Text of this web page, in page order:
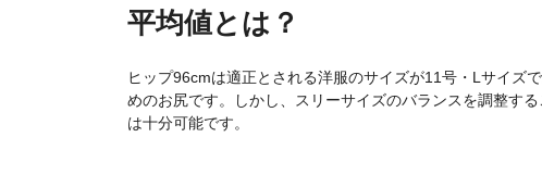
平均値とは？
ヒップ96cmは適正とされる洋服のサイズが11号・Lサイズ
めのお尻です。しかし、スリーサイズのバランスを調整す
は十分可能です。